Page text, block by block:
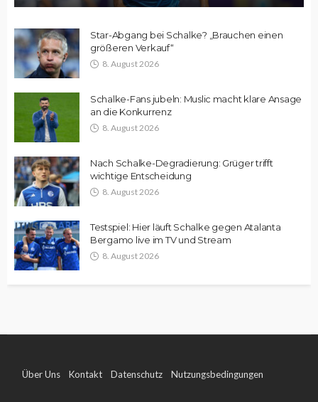
Star-Abgang bei Schalke? „Brauchen einen
größeren Verkauf“
8. August 2026
Schalke-Fans jubeln: Muslic macht klare Ansage
an die Konkurrenz
8. August 2026
Nach Schalke-Degradierung: Grüger trifft
wichtige Entscheidung
8. August 2026
Testspiel: Hier läuft Schalke gegen Atalanta
Bergamo live im TV und Stream
8. August 2026
Über Uns Kontakt Datenschutz Nutzungsbedingungen